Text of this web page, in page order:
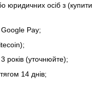
юридичних осіб з (купити
Pay;
років (уточнюйте);
14 днів;